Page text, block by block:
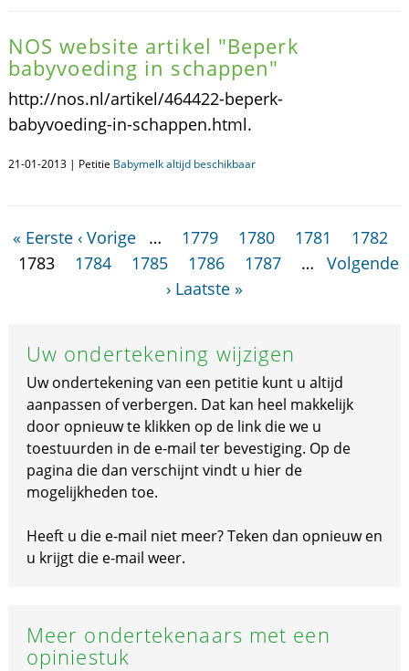
NOS website artikel "Beperk
babyvoeding in schappen"
http://nos.nl/artikel/464422-beperk-
babyvoeding-in-schappen.html.
21-01-2013 | Petitie Babymelk altijd beschikbaar
« Eerste ‹ Vorige … 1779 1780 1781
1782
1783
1784 1785 1786 1787 …
Volgende
› Laatste »
Uw ondertekening wijzigen
Uw ondertekening van een petitie kunt u altijd
aanpassen of verbergen. Dat kan heel makkelijk
door opnieuw te klikken op de link die we u
toestuurden in de e-mail ter bevestiging. Op de
pagina die dan verschijnt vindt u hier de
mogelijkheden toe.
Heeft u die e-mail niet meer? Teken dan opnieuw en
u krijgt die e-mail weer.
Meer ondertekenaars met een
opiniestuk